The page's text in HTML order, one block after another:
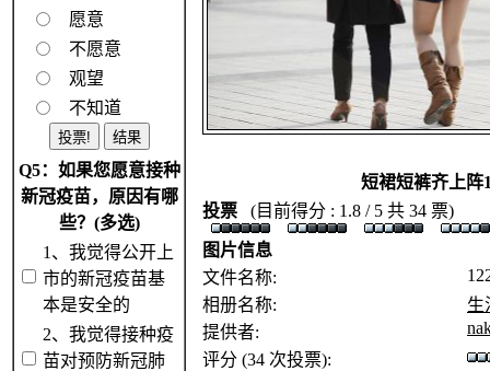
愿意
不愿意
观望
不知道
Q5：如果您愿意接种
新冠疫苗，原因有哪
些？(多选)
1、我觉得公开上
市的新冠疫苗基
本是安全的
2、我觉得接种疫
苗对预防新冠肺
短裙短裤齐上阵
投票
(目前得分 : 1.8 / 5 共 34 票)
图片信息
文件名称:
相册名称:
生
提供者:
评分 (34 次投票):